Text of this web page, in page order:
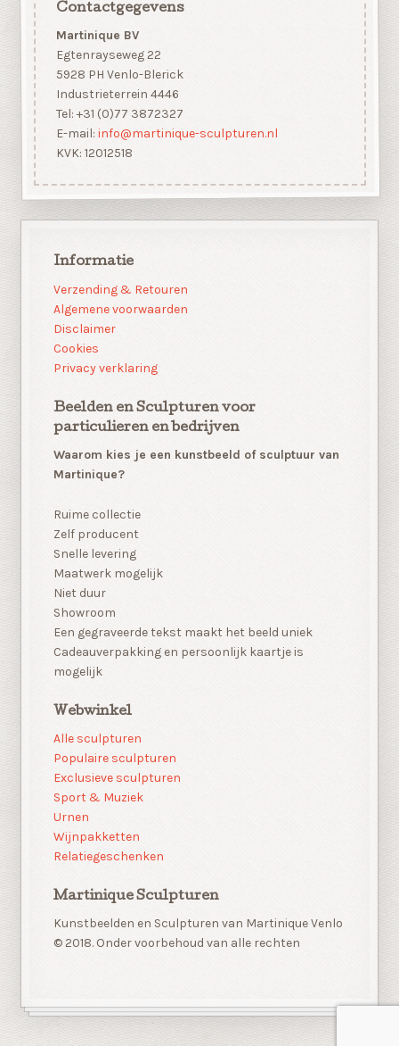
Contactgegevens
Martinique BV
Egtenrayseweg 22
5928 PH Venlo-Blerick
Industrieterrein 4446
Tel: +31 (0)77 3872327
E-mail: info@martinique-sculpturen.nl
KVK: 12012518
Informatie
Verzending & Retouren
Algemene voorwaarden
Disclaimer
Cookies
Privacy verklaring
Beelden en Sculpturen voor
particulieren en bedrijven
Waarom kies je een kunstbeeld of sculptuur van
Martinique?
Ruime collectie
Zelf producent
Snelle levering
Maatwerk mogelijk
Niet duur
Showroom
Een gegraveerde tekst maakt het beeld uniek
Cadeauverpakking en persoonlijk kaartje is
mogelijk
Webwinkel
Alle sculpturen
Populaire sculpturen
Exclusieve sculpturen
Sport & Muziek
Urnen
Wijnpakketten
Relatiegeschenken
Martinique Sculpturen
Kunstbeelden en Sculpturen van Martinique Venlo
© 2018. Onder voorbehoud van alle rechten